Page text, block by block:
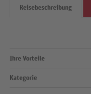
Reisebeschreibung
Ihre Vorteile
Große Zimmer
Kategorie